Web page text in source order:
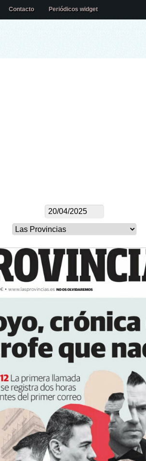
Contacto Periódicos widget